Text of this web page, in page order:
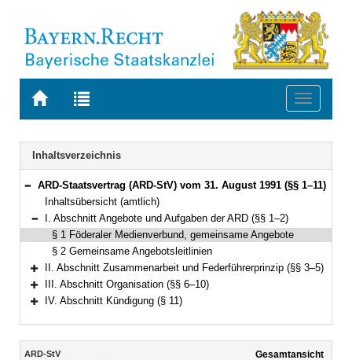
Zur
BAYERN.RECHT
Zur
letzten
Suche
Toggle
Navigation
Inhaltsverzeichnis
Bereich reduzieren
ARD-Staatsvertrag (ARD-StV) vom 31. August 1991 (§§ 1–11)
Inhaltsübersicht (amtlich)
Bereich reduzieren
I. Abschnitt Angebote und Aufgaben der ARD (§§ 1–2)
§ 1 Föderaler Medienverbund, gemeinsame Angebote
§ 2 Gemeinsame Angebotsleitlinien
Bereich erweitern
II. Abschnitt Zusammenarbeit und Federführerprinzip (§§ 3–5)
Bereich erweitern
III. Abschnitt Organisation (§§ 6–10)
IV. Abschnitt Kündigung (§ 11)
Inhalt
ARD-StV
Gesamtansicht